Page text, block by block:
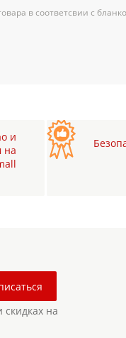
в соответсвии с
и
на
скидках на